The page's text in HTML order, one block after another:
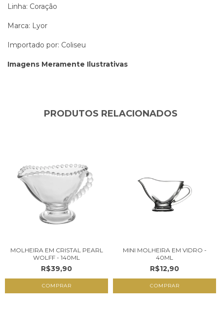
Linha: Coração
Marca: Lyor
Importado por: Coliseu
Imagens Meramente Ilustrativas
PRODUTOS RELACIONADOS
MOLHEIRA EM CRISTAL PEARL
WOLFF - 140ML
R$39,90
MINI MOLHEIRA EM VIDRO -
40ML
R$12,90